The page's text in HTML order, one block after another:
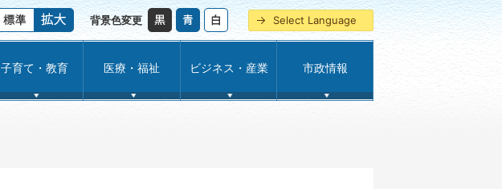
背景色変更 Select Language
子育て・教育 医療・福祉 ビジネス・産業 市政情報